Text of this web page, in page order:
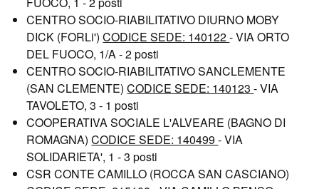
CENTRO SOCIO-RIABILITATIVO DIURNO MOBY
DICK (FORLi')CODICE SEDE: 140122- VIA ORTO
DEL FUOCO, 1/A - 2 posti
CENTRO SOCIO-RIABILITATIVO SANCLEMENTE
(SAN CLEMENTE)CODICE SEDE: 140123- VIA
TAVOLETO, 3 - 1 posti
COOPERATIVA SOCIALE L'ALVEARE (BAGNO DI
ROMAGNA)CODICE SEDE: 140499- VIA
SOLIDARIETA', 1 - 3 posti
CSR CONTE CAMILLO (ROCCA SAN CASCIANO)